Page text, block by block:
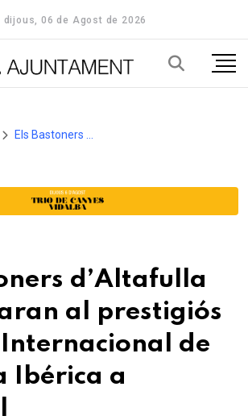
dijous, 06 de Agost de 2026
d’Altafulla
al prestigiós
Internacional de
Ibérica a